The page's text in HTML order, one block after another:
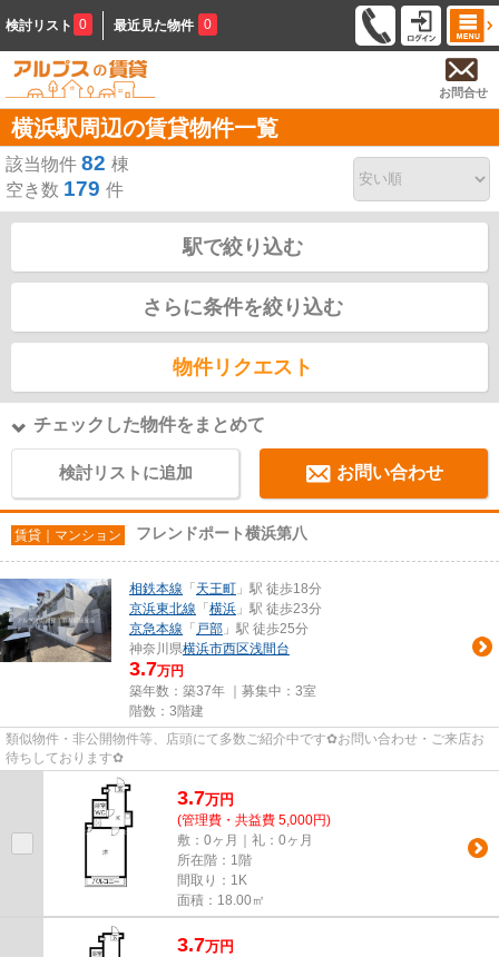
検討リスト 0 最近見た物件 0
お問合せ
横浜駅周辺の賃貸物件一覧
該当物件 82 棟
空き数 179 件
駅で絞り込む
さらに条件を絞り込む
物件リクエスト
チェックした物件をまとめて
検討リストに追加 お問い合わせ
賃貸｜マンション フレンドポート横浜第八
相鉄本線 「 天王町 」駅 徒歩18分
京浜東北線 「 横浜 」駅 徒歩23分
京急本線 「 戸部 」駅 徒歩25分
神奈川県横浜市西区浅間台
3.7万円
築年数：築37年 ｜募集中： 3室
階数：3階建
類似物件・非公開物件等、店頭にて多数ご紹介中です✿お問い合わせ・ご来店お
待ちしております✿
3.7万円
(管理費・共益費 5,000円)
敷：0ヶ月｜礼：0ヶ月
所在階：1階
間取り：1K
面積：18.00㎡
3.7万円